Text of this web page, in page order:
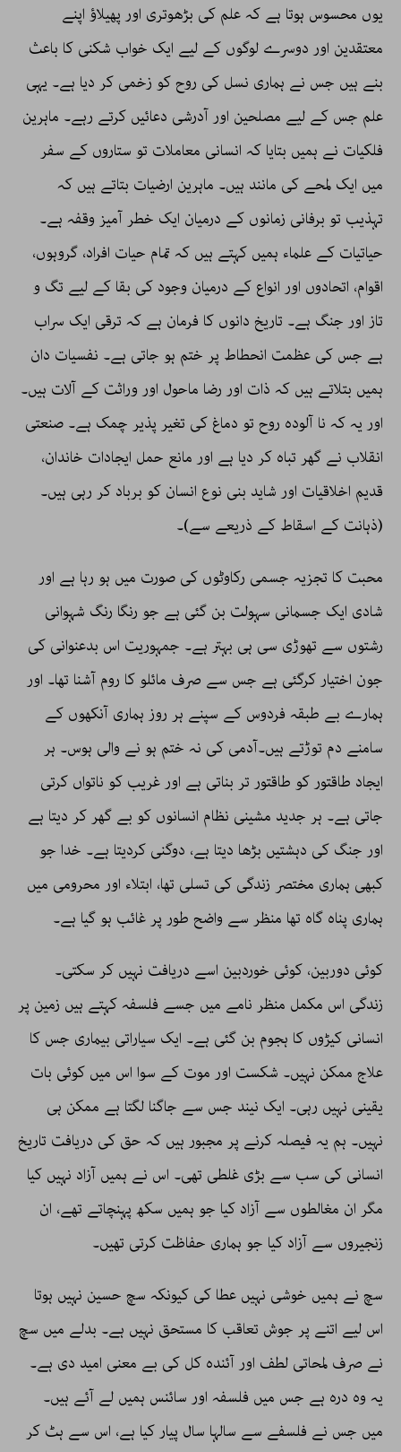
یوں محسوس ہوتا ہے کہ علم کی بڑھوتری اور پھیلاؤ اپنے
معتقدین اور دوسرے لوگوں کے لیے ایک خواب شکنی کا باعث
بنے ہیں جس نے ہماری نسل کی روح کو زخمی کر دیا ہے۔ یہی
علم جس کے لیے مصلحین اور آدرشی دعائیں کرتے رہے۔ ماہرین
فلکیات نے ہمیں بتایا کہ انسانی معاملات تو ستاروں کے سفر
میں ایک لمحے کی مانند ہیں۔ ماہرین ارضیات بتاتے ہیں کہ
تہذیب تو برفانی زمانوں کے درمیان ایک خطر آمیز وقفہ ہے۔
حیاتیات کے علماء ہمیں کہتے ہیں کہ تمام حیات افراد، گروہوں،
اقوام، اتحادوں اور انواع کے درمیان وجود کی بقا کے لیے تگ و
تاز اور جنگ ہے۔ تاریخ دانوں کا فرمان ہے کہ ترقی ایک سراب
ہے جس کی عظمت انحطاط پر ختم ہو جاتی ہے۔ نفسیات دان
ہمیں بتلاتے ہیں کہ ذات اور رضا ماحول اور وراثت کے آلات ہیں۔
اور یہ کہ نا آلودہ روح تو دماغ کی تغیر پذیر چمک ہے۔ صنعتی
انقلاب نے گھر تباہ کر دیا ہے اور مانع حمل ایجادات خاندان،
قدیم اخلاقیات اور شاید بنی نوع انسان کو برباد کر رہی ہیں۔
(ذہانت کے اسقاط کے ذریعے سے)۔
محبت کا تجزیہ جسمی رکاوٹوں کی صورت میں ہو رہا ہے اور
شادی ایک جسمانی سہولت بن گئی ہے جو رنگا رنگ شہوانی
رشتوں سے تھوڑی سی ہی بہتر ہے۔ جمہوریت اس بدعنوانی کی
جون اختیار کرگئی ہے جس سے صرف مائلو کا روم آشنا تھا۔ اور
ہمارے بے طبقہ فردوس کے سپنے ہر روز ہماری آنکھوں کے
سامنے دم توڑتے ہیں۔آدمی کی نہ ختم ہو نے والی ہوس۔ ہر
ایجاد طاقتور کو طاقتور تر بناتی ہے اور غریب کو ناتواں کرتی
جاتی ہے۔ ہر جدید مشینی نظام انسانوں کو بے گھر کر دیتا ہے
اور جنگ کی دہشتیں بڑھا دیتا ہے، دوگنی کردیتا ہے۔ خدا جو
کبھی ہماری مختصر زندگی کی تسلی تھا، ابتلاء اور محرومی میں
ہماری پناہ گاہ تھا منظر سے واضح طور پر غائب ہو گیا ہے۔
کوئی دوربین، کوئی خوردبین اسے دریافت نہیں کر سکتی۔
زندگی اس مکمل منظر نامے میں جسے فلسفہ کہتے ہیں زمین پر
انسانی کیڑوں کا ہجوم بن گئی ہے۔ ایک سیاراتی بیماری جس کا
علاج ممکن نہیں۔ شکست اور موت کے سوا اس میں کوئی بات
یقینی نہیں رہی۔ ایک نیند جس سے جاگنا لگتا ہے ممکن ہی
نہیں۔ ہم یہ فیصلہ کرنے پر مجبور ہیں کہ حق کی دریافت تاریخ
انسانی کی سب سے بڑی غلطی تھی۔ اس نے ہمیں آزاد نہیں کیا
مگر ان مغالطوں سے آزاد کیا جو ہمیں سکھ پہنچاتے تھے، ان
زنجیروں سے آزاد کیا جو ہماری حفاظت کرتی تھیں۔
سچ نے ہمیں خوشی نہیں عطا کی کیونکہ سچ حسین نہیں ہوتا
اس لیے اتنے پر جوش تعاقب کا مستحق نہیں ہے۔ بدلے میں سچ
نے صرف لمحاتی لطف اور آئندہ کل کی بے معنی امید دی ہے۔
یہ وہ درہ ہے جس میں فلسفہ اور سائنس ہمیں لے آئے ہیں۔
میں جس نے فلسفے سے سالہا سال پیار کیا ہے، اس سے ہٹ کر